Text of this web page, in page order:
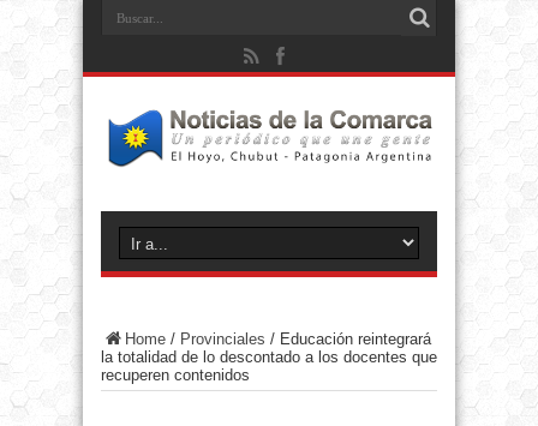
Home / Provinciales / Educación reintegrará
la totalidad de lo descontado a los docentes que
recuperen contenidos